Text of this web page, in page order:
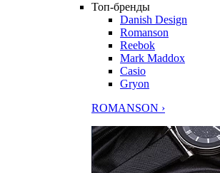
Топ-бренды
Danish Design
Romanson
Reebok
Mark Maddox
Casio
Gryon
ROMANSON ›